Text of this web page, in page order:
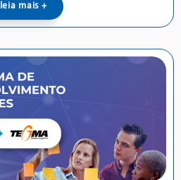
leia mais +